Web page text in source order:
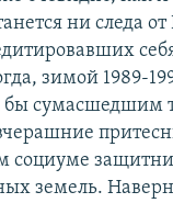
ни следа от
зимой 1989-
бы сумасшедшим
социуме
земель.